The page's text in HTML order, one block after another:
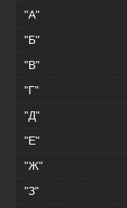
"А"
"Б"
"В"
"Г"
"Д"
"Е"
"Ж"
"З"